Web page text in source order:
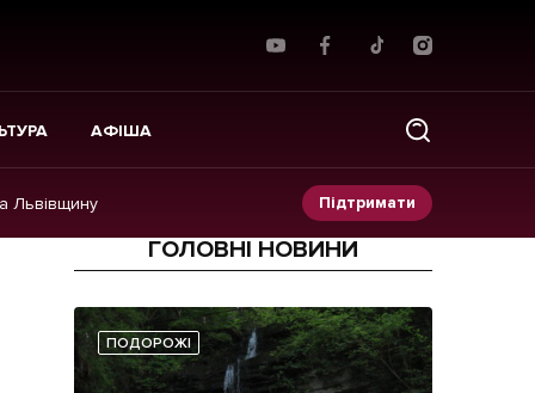
АФІША
Львівщину Підтримати
Прес-релізи
Фото/Відео
Made in Lviv
ГОЛОВНІ НОВИНИ
ПОДОРОЖІ